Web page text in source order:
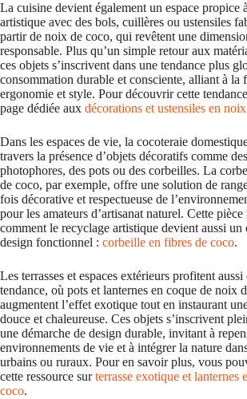
La cuisine devient également un espace propice
artistique avec des bols, cuillères ou ustensiles
partir de noix de coco, qui revêtent une
responsable. Plus qu’un simple retour aux
ces objets s’inscrivent dans une tendance plus
consommation durable et consciente, alliant à la
ergonomie et style. Pour découvrir cette
page dédiée aux décorations et ustensiles en
Dans les espaces de vie, la cocoteraie
travers la présence d’objets décoratifs comme des
photophores, des pots ou des corbeilles. La
de coco, par exemple, offre une solution de
fois décorative et respectueuse de
pour les amateurs d’artisanat naturel. Cette
comment le recyclage artistique devient aussi un
design fonctionnel : corbeille en fibres de coco.
Les terrasses et espaces extérieurs profitent aussi
tendance, où pots et lanternes en coque de noix
augmentent l’effet exotique tout en instaurant
douce et chaleureuse. Ces objets s’inscrivent
une démarche de design durable, invitant à
environnements de vie et à intégrer la nature
urbains ou ruraux. Pour en savoir plus, vous
cette ressource surterrasse exotique et lanternes
coco.